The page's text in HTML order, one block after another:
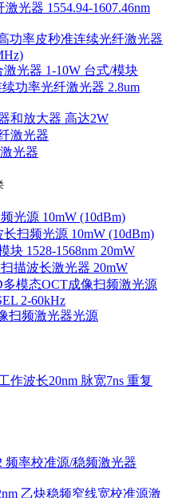
光器 1554.94-1607.46nm
功率皮秒准连续光纤激光器
激光器 1-10W 台式/模块
功率光纤激光器 2.8um
和放大器 高达2W
激光器
光器
光源 10mW (10dBm)
长扫频光源 10mW (10dBm)
块 1528-1568nm 20mW
描波长激光器 20mW
多模态OCT成像扫频激光源
2-60kHz
扫频激光器光源
作波长20nm 脉宽7ns 重复
频率校准源/稳频激光器
乙炔稳频窄线宽校准源激